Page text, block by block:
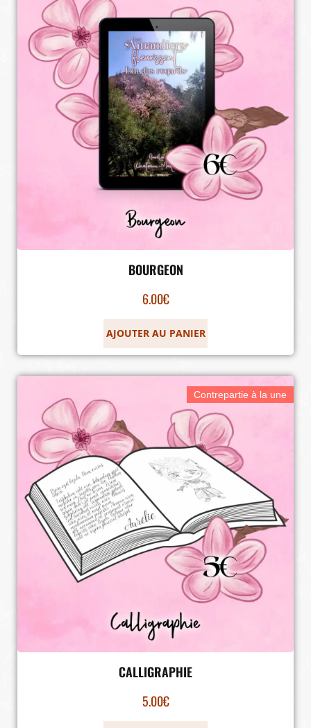
BOURGEON
6.00€
AJOUTER AU PANIER
Contrepartie à la une
CALLIGRAPHIE
5.00€